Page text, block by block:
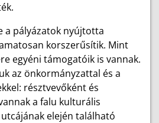
a pá­lyá­zatok nyújtotta
kor­sze­rűsítik. Mint
egyéni támogatóik is vannak.
az önkormányzattal és a
résztvevőként és
a falu kulturális
elején található